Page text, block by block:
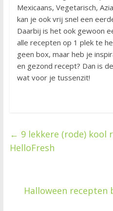
Mexicaans, Vegetarisch,
kan je ook vrij snel een
Daarbij is het ook gewoon
alle recepten op 1 plek te
geen box, maar heb je
en gezond recept? Dan is
wat voor je tussenzit!
← 9 lekkere (rode) kool
HelloFresh
Halloween recepten